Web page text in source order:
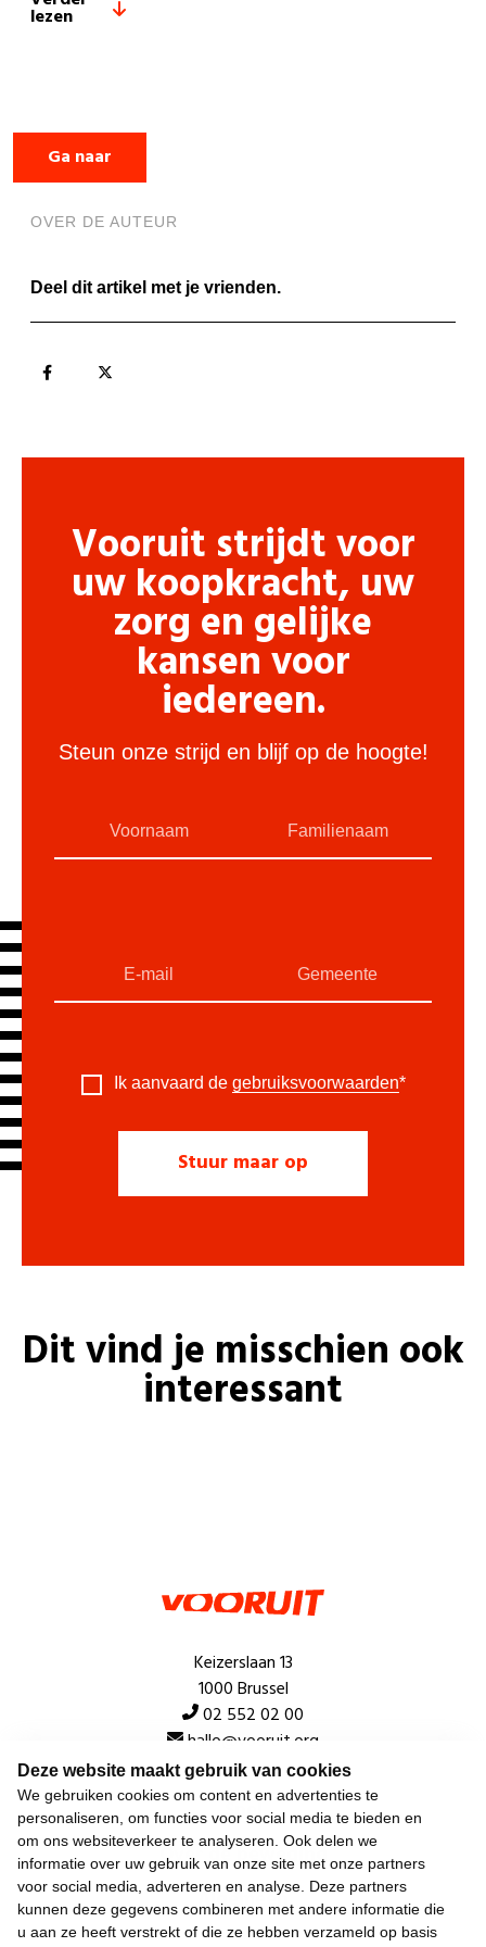
Deze website maakt gebruik van cookies
We gebruiken cookies om content en advertenties te
personaliseren, om functies voor social media te bieden en
om ons websiteverkeer te analyseren. Ook delen we
informatie over uw gebruik van onze site met onze partners
voor social media, adverteren en analyse. Deze partners
kunnen deze gegevens combineren met andere informatie die
u aan ze heeft verstrekt of die ze hebben verzameld op basis
lezen
Ga naar
OVER DE AUTEUR
Deel dit artikel met je vrienden.
Vooruit strijdt voor
uw koopkracht, uw
zorg en gelijke
kansen voor
iedereen.
Steun onze strijd en blijf op de hoogte!
Ik aanvaard de gebruiksvoorwaarden*
Dit vind je misschien ook
interessant
Keizerslaan 13
1000 Brussel
02 552 02 00
hallo@vooruit.org
Snel
Over de beweging
Algemeen